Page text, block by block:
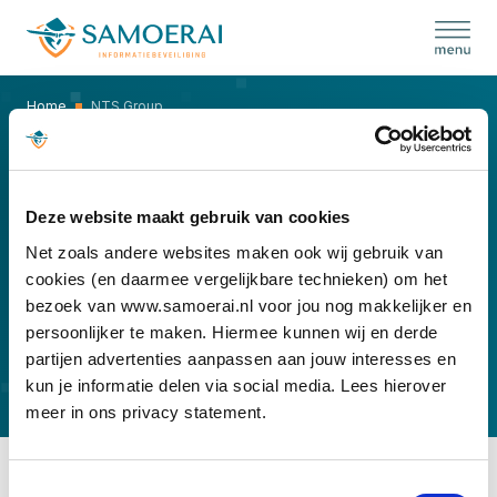
Deze website maakt gebruik van cookies
Net zoals andere websites maken ook wij gebruik van
cookies (en daarmee vergelijkbare technieken) om het
bezoek van www.samoerai.nl voor jou nog makkelijker en
persoonlijker te maken. Hiermee kunnen wij en derde
partijen advertenties aanpassen aan jouw interesses en
kun je informatie delen via social media. Lees hierover
meer in ons privacy statement.
Home NTS Group
NTS GROUP